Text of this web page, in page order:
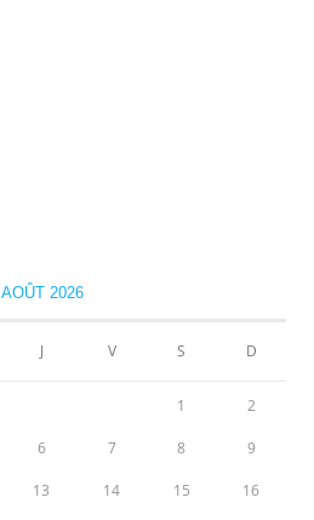
AOÛT 2026
J V S D
1 2
6 7 8 9
13 14 15 16